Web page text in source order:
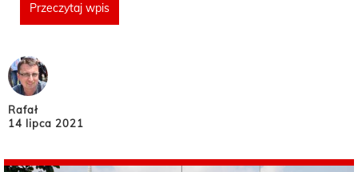
Przeczytaj wpis
Rafał
14 lipca 2021